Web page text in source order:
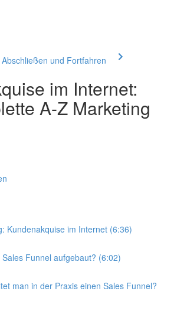
Abschließen und Fortfahren
im Internet:
A-Z Marketing
Kundenakquise im Internet (6:36)
Funnel aufgebaut? (6:02)
man in der Praxis einen Sales Funnel?